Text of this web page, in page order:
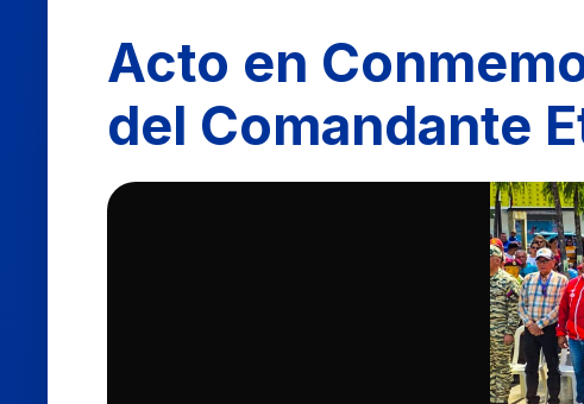
Acto en
del Comandante